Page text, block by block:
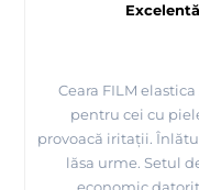
Ceara FILM
pentru cei cu
provoacă iritații.
lăsa urme. Setul